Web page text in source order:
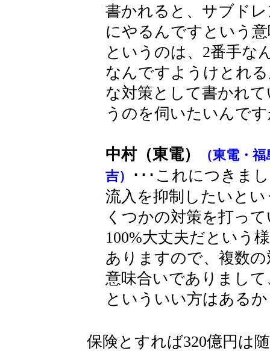
書かれると、サブド
にやるんですという
というのは、2番手な
なんですようけとれ
な対策として書かれ
うのを伺いたいんで
中村（東電）
（東電・
吉）
･･･これにつきま
流入を抑制したいと
くつかの対策を打っ
100%大丈夫だという
ありますので、複数
意味合いでありまし
といういい方はある
保険とすれば320億円は